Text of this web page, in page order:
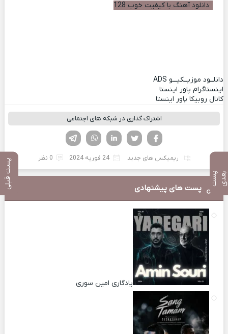
پ
س
ت
ب
ع
د ی پست قبلی
دانلود آهنگ با کیفیت خوب 128
دانلــود موزیــکیـــو ADS
اینستاگرام پاور اینستا
کانال روبیکا پاور اینستا
اشتراک گذاری در شبکه های اجتماعی
لینکدین تویتر
فیسوک
ریمیکس های جدید 24 فوریه 2024 0 نظر
پست های پیشنهادی
یادگاری امین سوری